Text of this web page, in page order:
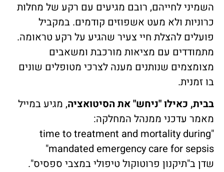
השמיני לחייהם, רובם מגיעים עם רקע של מחלות
כרוניות ולא מעט אשפוזים קודמים. במקביל
פועלים להצלת חיי צעיר שהגיע על רקע טראומה.
מתמודדים עם מציאות מורכבת ומשאבים
מצומצמים שנותנים מענה לצרכי מטופלים שונים
בו זמנית.
בבית, כאילו "ניחש" את הסיטואציה, מגיע במייל
מאמר עדכני ממנהל המחלקה:
"time to treatment and mortality during
mandated emergency care for sepsis"
שדן ב"תיקנון פרוטוקול טיפולי במצבי ספסיס".